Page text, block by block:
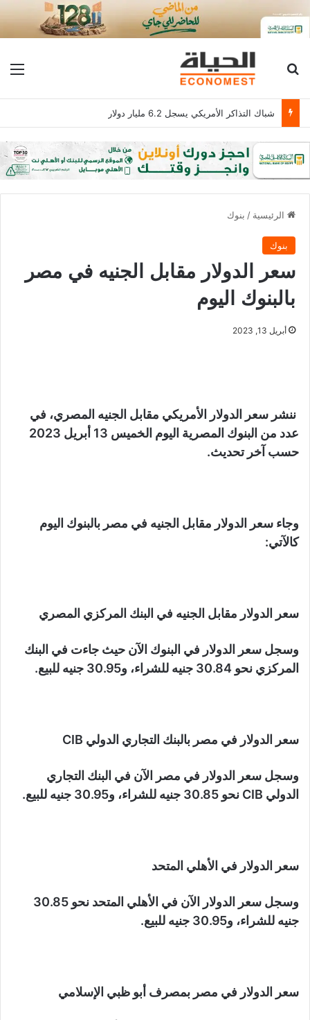
بحث عن
شباك التذاكر الأمريكي يسجل 6.2 مليار دولار
الرئيسية / بنوك
بنوك
سعر الدولار مقابل الجنيه في مصر
بالبنوك اليوم
أبريل 13, 2023
ننشر سعر الدولار الأمريكي مقابل الجنيه المصري، في
عدد من البنوك المصرية اليوم الخميس 13 أبريل 2023
حسب آخر تحديث.
وجاء سعر الدولار مقابل الجنيه في مصر بالبنوك اليوم
كالآتي:
سعر الدولار مقابل الجنيه في البنك المركزي المصري
وسجل سعر الدولار في البنوك الآن حيث جاءت في البنك
المركزي نحو 30.84 جنيه للشراء، و30.95 جنيه للبيع.
سعر الدولار في مصر بالبنك التجاري الدولي CIB
وسجل سعر الدولار في مصر الآن في البنك التجاري
الدولي CIB نحو 30.85 جنيه للشراء، و30.95 جنيه للبيع.
سعر الدولار في الأهلي المتحد
وسجل سعر الدولار الآن في الأهلي المتحد نحو 30.85
جنيه للشراء، و30.95 جنيه للبيع.
سعر الدولار في مصر بمصرف أبو ظبي الإسلامي